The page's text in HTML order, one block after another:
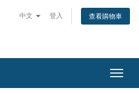
中文 登入 查看購物車
切
換